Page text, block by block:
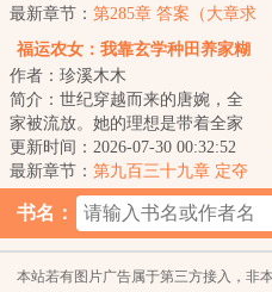
这不巧了嘛？！...
最新章节： 第285章 答案（大章求
月票）
福运农女：我靠玄学种田养家糊
作者：珍溪木木
简介：世纪穿越而来的唐婉，全
家被流放。她的理想是带着全家
去致富，从此山高水长，远离朝
堂恩怨。只是理...
更新时间：2026-07-30 00:32:52
最新章节： 第九百三十九章 定夺
书名：
本站若有图片广告属于第三方接入，非